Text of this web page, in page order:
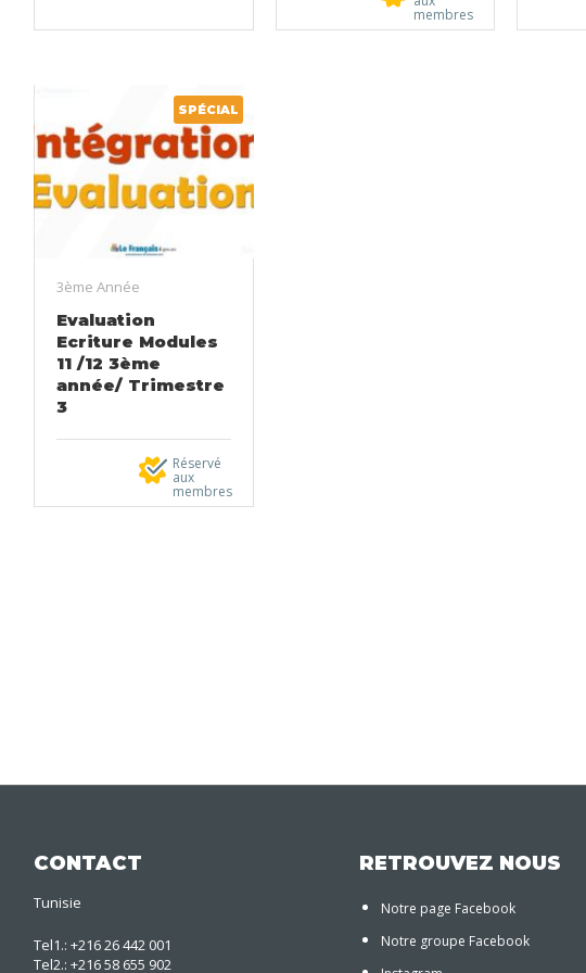
membres
SPÉCIAL
3ème Année
Evaluation
Ecriture Modules
11 /12 3ème
année/ Trimestre
3
Réservé
aux
membres
CONTACT
Tunisie
Tel1.: +216 26 442 001
Tel2.: +216 58 655 902
RETROUVEZ NOUS
Notre page Facebook
Notre groupe Facebook